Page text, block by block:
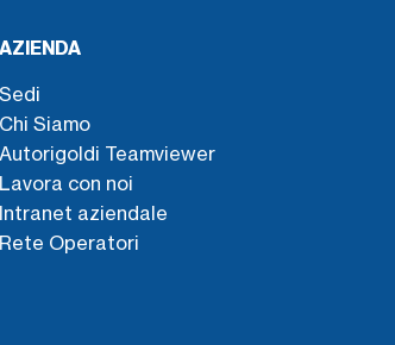
AZIENDA
Sedi
Chi Siamo
Autorigoldi Teamviewer
Lavora con noi
Intranet aziendale
Rete Operatori